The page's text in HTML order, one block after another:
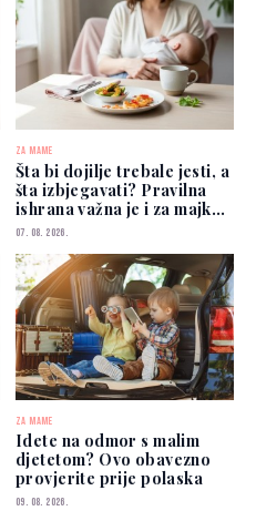
ZA MAME
Šta bi dojilje trebale jesti, a
šta izbjegavati? Pravilna
ishrana važna je i za majku i
za bebu
07. 08. 2026.
ZA MAME
Idete na odmor s malim
djetetom? Ovo obavezno
provjerite prije polaska
09. 08. 2026.